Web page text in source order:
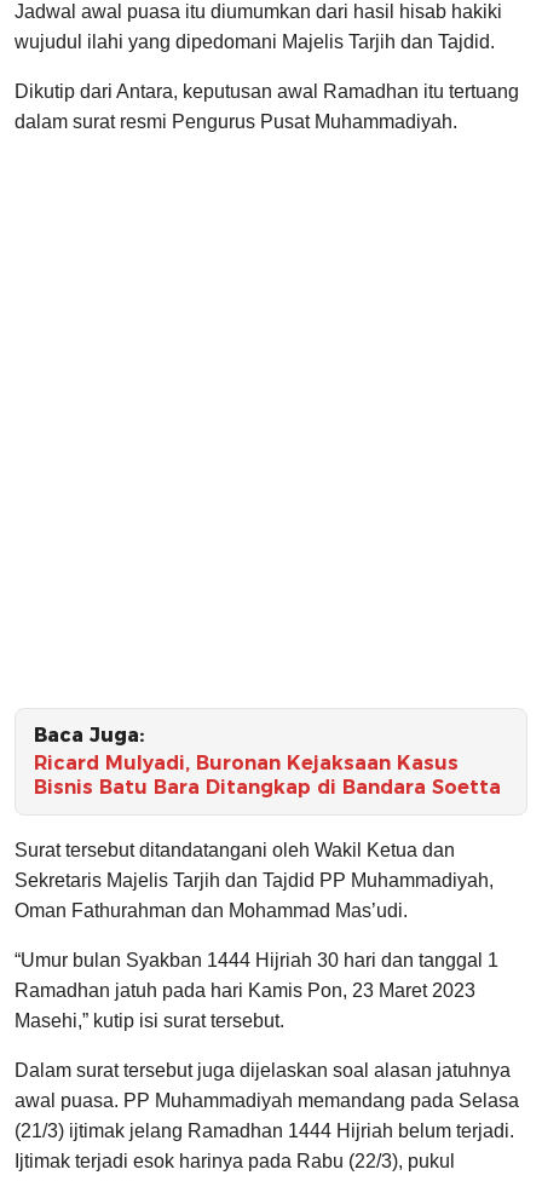
Jadwal awal puasa itu diumumkan dari hasil hisab hakiki
wujudul ilahi yang dipedomani Majelis Tarjih dan Tajdid.
Dikutip dari Antara, keputusan awal Ramadhan itu tertuang
dalam surat resmi Pengurus Pusat Muhammadiyah.
Baca Juga:
Ricard Mulyadi, Buronan Kejaksaan Kasus
Bisnis Batu Bara Ditangkap di Bandara Soetta
Surat tersebut ditandatangani oleh Wakil Ketua dan
Sekretaris Majelis Tarjih dan Tajdid PP Muhammadiyah,
Oman Fathurahman dan Mohammad Mas’udi.
“Umur bulan Syakban 1444 Hijriah 30 hari dan tanggal 1
Ramadhan jatuh pada hari Kamis Pon, 23 Maret 2023
Masehi,” kutip isi surat tersebut.
Dalam surat tersebut juga dijelaskan soal alasan jatuhnya
awal puasa. PP Muhammadiyah memandang pada Selasa
(21/3) ijtimak jelang Ramadhan 1444 Hijriah belum terjadi.
Ijtimak terjadi esok harinya pada Rabu (22/3), pukul